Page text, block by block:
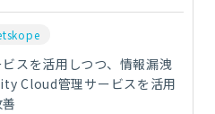
スを活用しつつ、情報漏洩
Cloud管理サービスを活用